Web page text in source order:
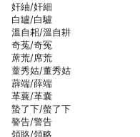
奸紬/奸細
白罏/白驢
溫自耜/溫自耕
奇菟/奇冤
蓆荒/席荒
蕫秀姑/董秀姑
薜端/薛端
革蘘/革囊
蟄了下/螫了下
謷告/警告
領賂/領略